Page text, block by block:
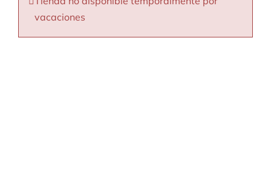
vacaciones